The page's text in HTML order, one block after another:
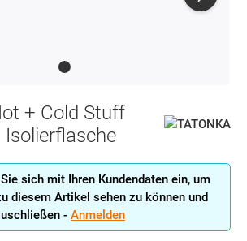
+ Cold Stuff
Isolierflasche
sich mit Ihren Kundendaten ein, um
diesem Artikel sehen zu können und
- Anmelden